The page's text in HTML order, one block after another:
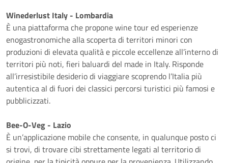
Winederlust Italy - Lombardia
È una piattaforma che propone wine tour ed esperienze
enogastronomiche alla scoperta di territori minori con
produzioni di elevata qualità e piccole eccellenze all’interno di
territori più noti, fieri baluardi del made in Italy. Risponde
all’irresistibile desiderio di viaggiare scoprendo l’Italia più
autentica al di fuori dei classici percorsi turistici più famosi e
pubblicizzati.
Bee-O-Veg - Lazio
È un’applicazione mobile che consente, in qualunque posto ci
si trovi, di trovare cibi strettamente legati al territorio di